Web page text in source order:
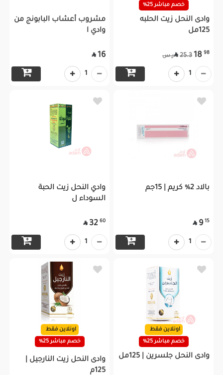
خصم مباشر 25%
وادى النحل زيت الحلبه
125مل
98
18
 25.3 ر.س
1
مشروب أعشاب البابونج من
وادي ا
16

1
بالاد 2% كريم | 15جم
15
9

1
وادي النحل زيت الحبة
السوداء ل
60
32

1
اونلاين فقط
خصم مباشر 25%
وادى النحل جلسرين | 125مل
اونلاين فقط
خصم مباشر 25%
وادى النحل زيت النارجيل |
125م